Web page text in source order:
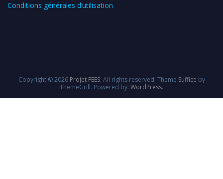
Conditions générales d’utilisation
Copyright © 2026 Projet FEES. All rights reserved. Theme Suffice by
ThemeGrill. Powered by: WordPress.